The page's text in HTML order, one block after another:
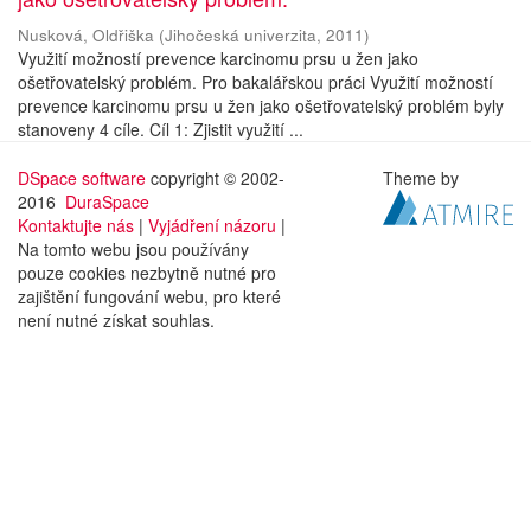
Nusková, Oldřiška (Jihočeská univerzita, 2011)
Využití možností prevence karcinomu prsu u žen jako
ošetřovatelský problém. Pro bakalářskou práci Využití možností
prevence karcinomu prsu u žen jako ošetřovatelský problém byly
stanoveny 4 cíle. Cíl 1: Zjistit využití ...
DSpace software copyright © 2002-
2016 DuraSpace
Kontaktujte nás | Vyjádření názoru |
Na tomto webu jsou používány
pouze cookies nezbytně nutné pro
zajištění fungování webu, pro které
není nutné získat souhlas.
Theme by